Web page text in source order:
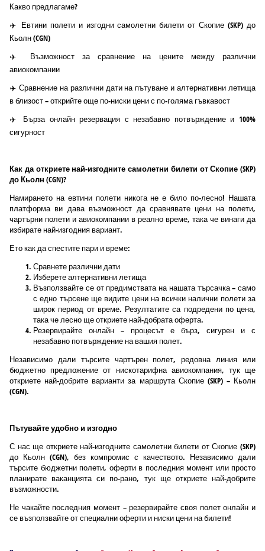
Какво предлагаме?
✈️ Евтини полети и изгодни самолетни билети от Скопие (SKP) до
Кьолн (CGN)
✈️ Възможност за сравнение на цените между различни
авиокомпании
✈️ Сравнение на различни дати на пътуване и алтернативни летища
в близост – открийте още по-ниски цени с по-голяма гъвкавост
✈️ Бърза онлайн резервация с незабавно потвърждение и 100%
сигурност
Как да откриете най-изгодните самолетни билети от Скопие (SKP)
до Кьолн (CGN)?
Намирането на евтини полети никога не е било по-лесно! Нашата
платформа ви дава възможност да сравнявате цени на полети,
чартърни полети и авиокомпании в реално време, така че винаги да
избирате най-изгодния вариант.
Ето как да спестите пари и време:
Сравнете различни дати
Изберете алтернативни летища
Възползвайте се от предимствата на нашата търсачка – само
с едно търсене ще видите цени на всички налични полети за
широк период от време. Резултатите са подредени по цена,
така че лесно ще откриете най-добрата оферта.
Резервирайте онлайн – процесът е бърз, сигурен и с
незабавно потвърждение на вашия полет.
Независимо дали търсите чартърен полет, редовна линия или
бюджетно предложение от нискотарифна авиокомпания, тук ще
откриете най-добрите варианти за маршрута Скопие (SKP) – Кьолн
(CGN).
Пътувайте удобно и изгодно
С нас ще откриете най-изгодните самолетни билети от Скопие (SKP)
до Кьолн (CGN), без компромис с качеството. Независимо дали
търсите бюджетни полети, оферти в последния момент или просто
планирате ваканцията си по-рано, тук ще откриете най-добрите
възможности.
Не чакайте последния момент – резервирайте своя полет онлайн и
се възползвайте от специални оферти и ниски цени на билети!